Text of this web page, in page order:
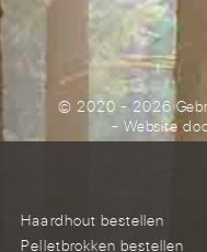
© 2020 - 2026
- Website
Haardhout bestellen
Pelletbrokken bestellen